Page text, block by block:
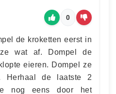
0
de kroketten eerst in
wat af. Dompel de
eieren. Dompel ze
Herhaal de laatste 2
nog eens door het